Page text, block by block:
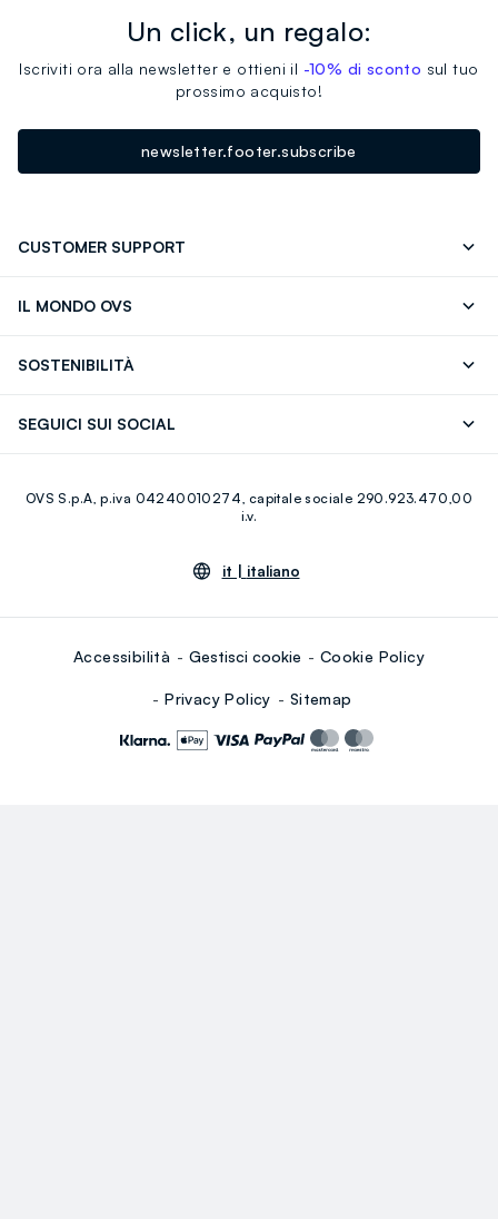
Un click, un regalo:
Iscriviti ora alla newsletter e ottieni il -10% di sconto sul tuo
prossimo acquisto!
newsletter.footer.subscribe
CUSTOMER SUPPORT
IL MONDO OVS
Giftcard
SOSTENIBILITÀ
SEGUICI SUI SOCIAL
Youtube Linkedin
OVS S.p.A, p.iva 04240010274, capitale sociale 290.923.470,00
i.v.
it | italiano
Accessibilità Gestisci cookie Cookie Policy
Privacy Policy Sitemap